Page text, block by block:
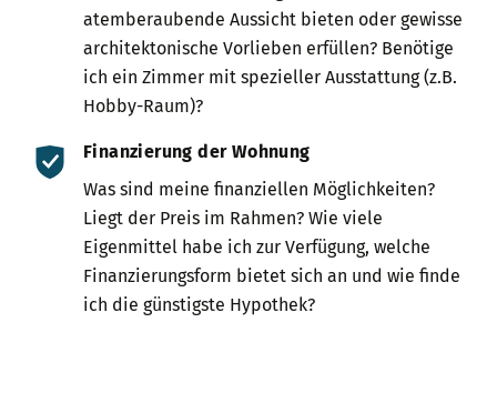
atemberaubende Aussicht bieten oder gewisse
architektonische Vorlieben erfüllen? Benötige
ich ein Zimmer mit spezieller Ausstattung (z.B.
Hobby-Raum)?
Finanzierung der Wohnung
Was sind meine finanziellen Möglich­keiten?
Liegt der Preis im Rahmen? Wie viele
Eigenmittel habe ich zur Verfügung, welche
Finanzierungsform bietet sich an und wie finde
ich die günstigste Hypothek?